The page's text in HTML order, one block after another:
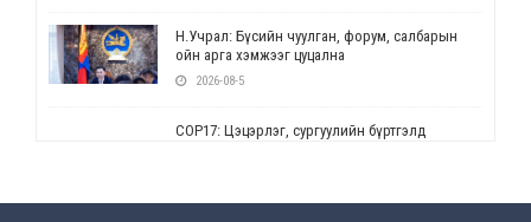
Н.Учрал: Бүсийн чуулган, форум, салбарын
ойн арга хэмжээг цуцална
2026-08-5
СОР17: Цэцэрлэг, сургуулийн бүртгэлд